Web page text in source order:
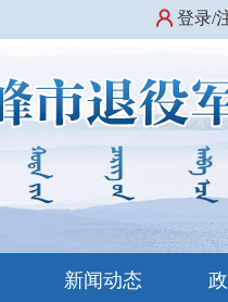
登录/
新闻动态